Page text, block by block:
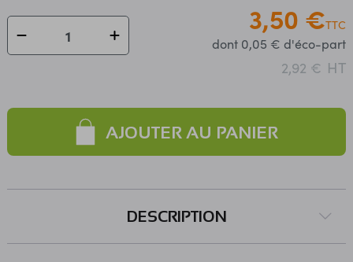
3,50 €TTC
dont 0,05 € d'éco-part
2,92 € HT
AJOUTER AU PANIER
DESCRIPTION